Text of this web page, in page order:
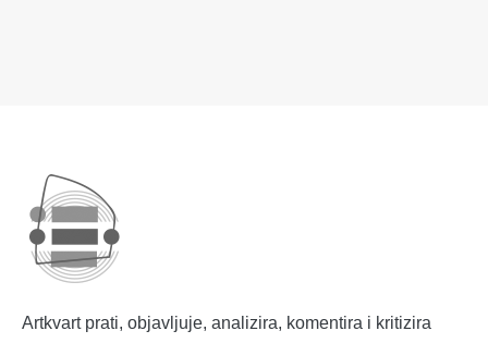
Artkvart prati, objavljuje, analizira, komentira i kritizira